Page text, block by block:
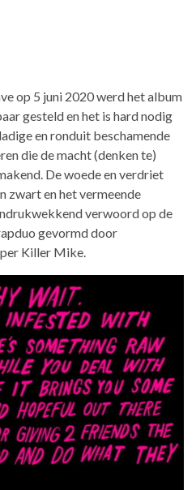
op 5 juni 2020 werd het album
gesteld en het is hard nodig
en ronduit beschamende
die de macht (denken te)
De woede en verdriet
zwart en het vermeende
verwoord op de
gevormd door
Killer Mike.